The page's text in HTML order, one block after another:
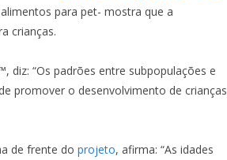
para pet- mostra que a
crianças.
diz: “Os padrões entre subpopulações e
promover o desenvolvimento de crianças
de frente do projeto, afirma: “As idades